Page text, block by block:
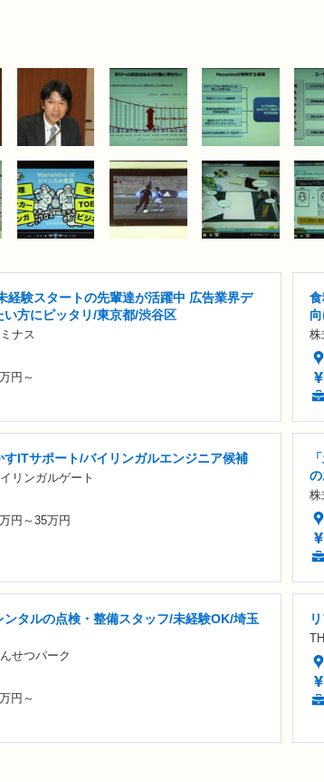
経験スタートの先輩達が活躍中 広告業界デ
い方にピッタリ/東京都/渋谷区
ナス
円～
株
すITサポート/バイリンガルエンジニア候補
リンガルゲート
円～35万円
株
ンタルの点検・整備スタッフ/未経験OK/埼玉
せつパーク
円～